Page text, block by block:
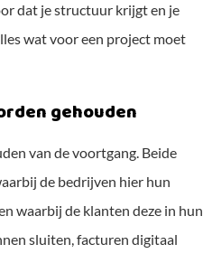
dat je structuur krijgt en je
wat voor een project moet
gehouden
van de voortgang. Beide
de bedrijven hier hun
waarbij de klanten deze in hun
sluiten, facturen digitaal